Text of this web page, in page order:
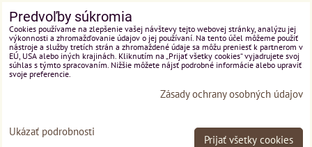
Predvoľby súkromia
Cookies používame na zlepšenie vašej návštevy tejto webovej stránky, analýzu jej
výkonnosti a zhromažďovanie údajov o jej používaní. Na tento účel môžeme použiť
nástroje a služby tretích strán a zhromaždené údaje sa môžu preniesť k partnerom v
EÚ, USA alebo iných krajinách. Kliknutím na „Prijať všetky cookies“ vyjadrujete svoj
súhlas s týmto spracovaním. Nižšie môžete nájsť podrobné informácie alebo upraviť
svoje preferencie.
Zásady ochrany osobných údajov
Ukázať podrobnosti
Prijať všetky cookies